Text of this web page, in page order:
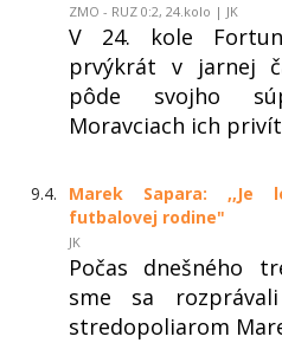
ZMO - RUZ 0:2, 24.kolo | JK
V 24. kole
prvýkrát v jarnej
pôde svojho
Moravciach ich
9.4.
Marek Sapara: ,,Je
futbalovej rodine"
JK
Počas dnešného
sme sa
stredopoliarom